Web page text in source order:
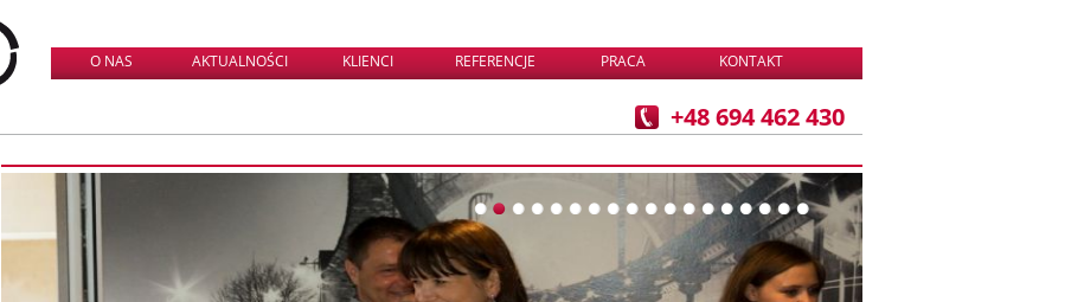
O NAS AKTUALNOŚCI KLIENCI REFERENCJE PRACA KONTAKT
+48 694 462 430